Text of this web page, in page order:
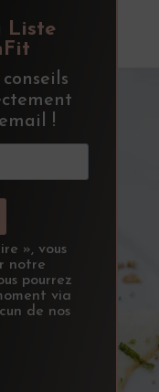
Liste
!
», vous
notre
pourrez
via
de nos